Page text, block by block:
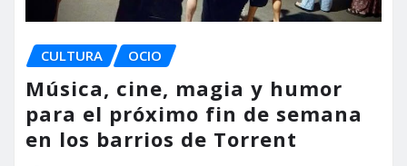
CULTURA OCIO
Música, cine, magia y humor
para el próximo fin de semana
en los barrios de Torrent